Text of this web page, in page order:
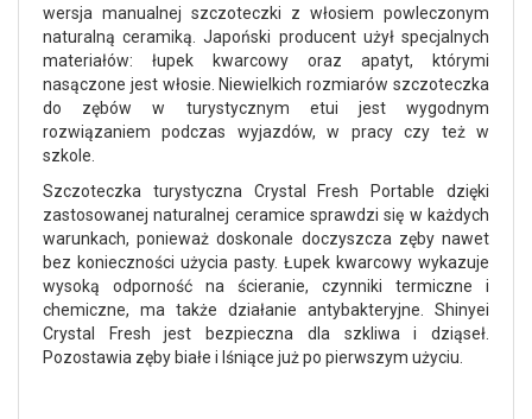
wersja manualnej szczoteczki z włosiem powleczonym
naturalną ceramiką. Japoński producent użył specjalnych
materiałów: łupek kwarcowy oraz apatyt, którymi
nasączone jest włosie. Niewielkich rozmiarów szczoteczka
do zębów w turystycznym etui jest wygodnym
rozwiązaniem podczas wyjazdów, w pracy czy też w
szkole.
Szczoteczka turystyczna Crystal Fresh Portable dzięki
zastosowanej naturalnej ceramice sprawdzi się w każdych
warunkach, ponieważ doskonale doczyszcza zęby nawet
bez konieczności użycia pasty. Łupek kwarcowy wykazuje
wysoką odporność na ścieranie, czynniki termiczne i
chemiczne, ma także działanie antybakteryjne. Shinyei
Crystal Fresh jest bezpieczna dla szkliwa i dziąseł.
Pozostawia zęby białe i lśniące już po pierwszym użyciu.